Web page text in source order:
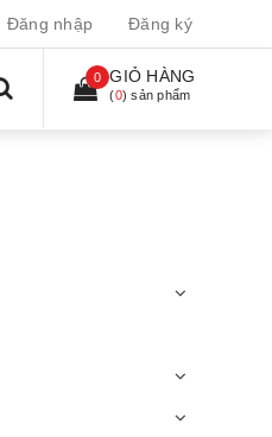
Đăng nhập Đăng ký
0 GIỎ HÀNG
(0) sản phẩm